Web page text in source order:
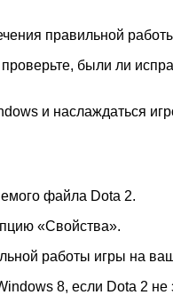
правильной
проверьте, были ли
и наслаждаться
файла Dota 2.
«Свойства».
работы игры на
8, если Dota 2 не